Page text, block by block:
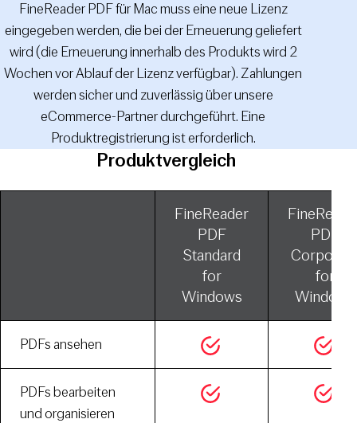
FineReader PDF für Mac muss eine neue Lizenz
eingegeben werden, die bei der Erneuerung geliefert
wird (die Erneuerung innerhalb des Produkts wird 2
Wochen vor Ablauf der Lizenz verfügbar). Zahlungen
werden sicher und zuverlässig über unsere
eCommerce-Partner durchgeführt. Eine
Produktregistrierung ist erforderlich.
Produktvergleich
FineReader
PDF
Standard
for
Windows
PDF
for
Windows
PDFs ansehen
PDFs bearbeiten
und organisieren